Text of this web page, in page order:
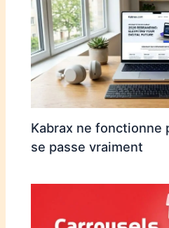
Kabrax ne fonctionne
se passe vraiment